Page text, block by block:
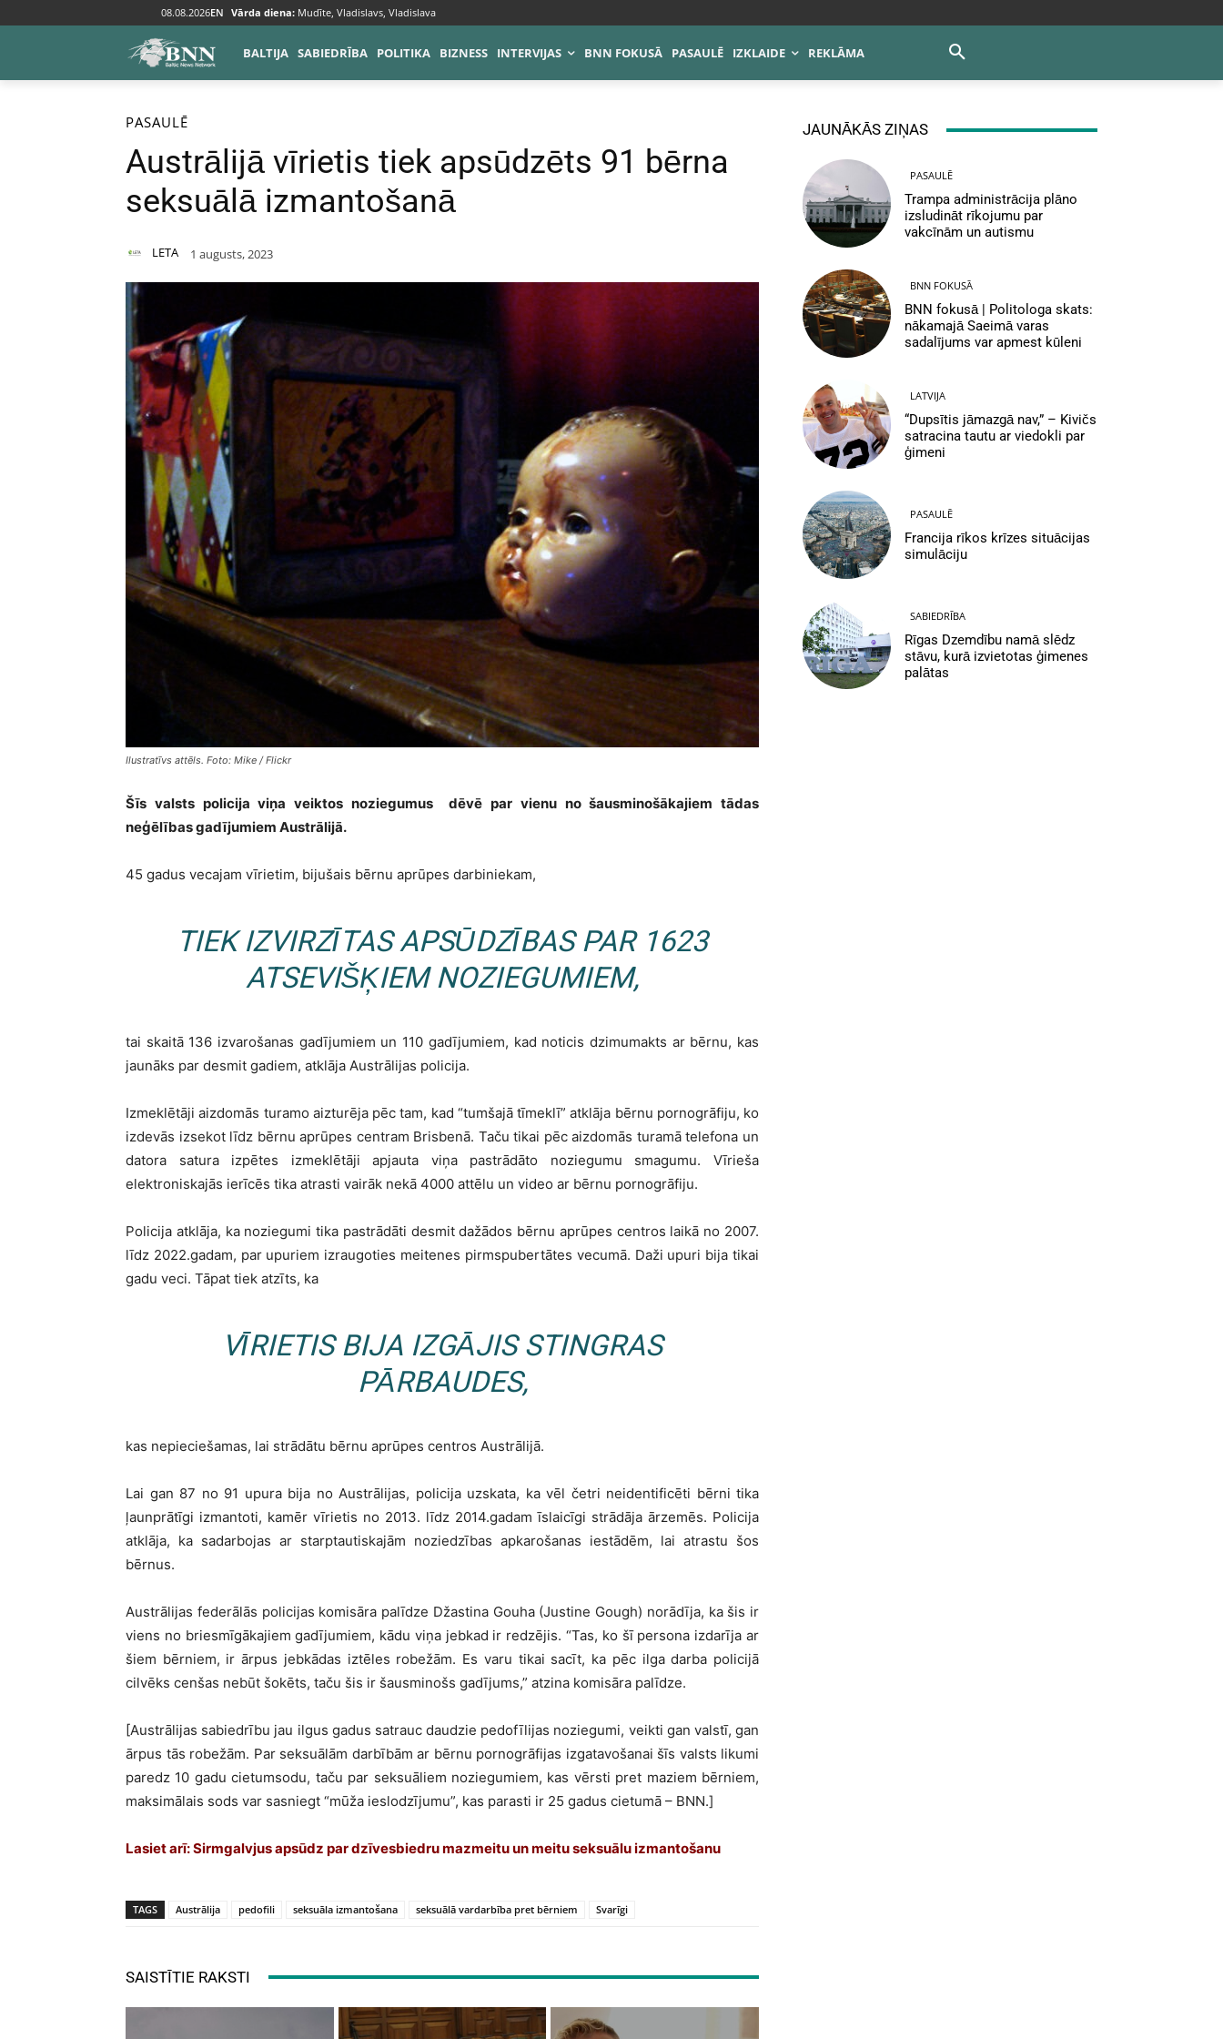
08.08.2026EN Vārda diena: Mudīte, Vladislavs, Vladislava
BALTIJA SABIEDRĪBA POLITIKA BIZNESS INTERVIJAS BNN FOKUSĀ PASAULĒ IZKLAIDE REKLĀMA
Sākums Pasaulē
PASAULĒ
Austrālijā vīrietis tiek apsūdzēts 91 bērna
seksuālā izmantošanā
LETA 1 augusts, 2023
Ilustratīvs attēls. Foto: Mike / Flickr
Šīs valsts policija viņa veiktos noziegumus dēvē par vienu no šausminošākajiem tādas
neģēlības gadījumiem Austrālijā.
45 gadus vecajam vīrietim, bijušais bērnu aprūpes darbiniekam,
TIEK IZVIRZĪTAS APSŪDZĪBAS PAR 1623
ATSEVIŠĶIEM NOZIEGUMIEM,
tai skaitā 136 izvarošanas gadījumiem un 110 gadījumiem, kad noticis dzimumakts ar bērnu, kas
jaunāks par desmit gadiem, atklāja Austrālijas policija.
Izmeklētāji aizdomās turamo aizturēja pēc tam, kad “tumšajā tīmeklī” atklāja bērnu pornogrāfiju, ko
izdevās izsekot līdz bērnu aprūpes centram Brisbenā. Taču tikai pēc aizdomās turamā telefona un
datora satura izpētes izmeklētāji apjauta viņa pastrādāto noziegumu smagumu. Vīrieša
elektroniskajās ierīcēs tika atrasti vairāk nekā 4000 attēlu un video ar bērnu pornogrāfiju.
Policija atklāja, ka noziegumi tika pastrādāti desmit dažādos bērnu aprūpes centros laikā no 2007.
līdz 2022.gadam, par upuriem izraugoties meitenes pirmspubertātes vecumā. Daži upuri bija tikai
gadu veci. Tāpat tiek atzīts, ka
VĪRIETIS BIJA IZGĀJIS STINGRAS
PĀRBAUDES,
kas nepieciešamas, lai strādātu bērnu aprūpes centros Austrālijā.
Lai gan 87 no 91 upura bija no Austrālijas, policija uzskata, ka vēl četri neidentificēti bērni tika
ļaunprātīgi izmantoti, kamēr vīrietis no 2013. līdz 2014.gadam īslaicīgi strādāja ārzemēs. Policija
atklāja, ka sadarbojas ar starptautiskajām noziedzības apkarošanas iestādēm, lai atrastu šos
bērnus.
Austrālijas federālās policijas komisāra palīdze Džastina Gouha (Justine Gough) norādīja, ka šis ir
viens no briesmīgākajiem gadījumiem, kādu viņa jebkad ir redzējis. “Tas, ko šī persona izdarīja ar
šiem bērniem, ir ārpus jebkādas iztēles robežām. Es varu tikai sacīt, ka pēc ilga darba policijā
cilvēks cenšas nebūt šokēts, taču šis ir šausminošs gadījums,” atzina komisāra palīdze.
[Austrālijas sabiedrību jau ilgus gadus satrauc daudzie pedofīlijas noziegumi, veikti gan valstī, gan
ārpus tās robežām. Par seksuālām darbībām ar bērnu pornogrāfijas izgatavošanai šīs valsts likumi
paredz 10 gadu cietumsodu, taču par seksuāliem noziegumiem, kas vērsti pret maziem bērniem,
maksimālais sods var sasniegt “mūža ieslodzījumu”, kas parasti ir 25 gadus cietumā – BNN.]
Lasiet arī:Sirmgalvjus apsūdz par dzīvesbiedru mazmeitu un meitu seksuālu izmantošanu
TAGS Austrālija pedofili seksuāla izmantošana seksuālā vardarbība pret bērniem Svarīgi
SAISTĪTIE RAKSTI
JAUNĀKĀS ZIŅAS
PASAULĒ
Trampa administrācija plāno
izsludināt rīkojumu par
vakcīnām un autismu
BNN FOKUSĀ
BNN fokusā | Politologa skats:
nākamajā Saeimā varas
sadalījums var apmest kūleni
LATVIJA
“Dupsītis jāmazgā nav,” – Kivičs
satracina tautu ar viedokli par
ģimeni
PASAULĒ
Francija rīkos krīzes situācijas
simulāciju
SABIEDRĪBA
Rīgas Dzemdību namā slēdz
stāvu, kurā izvietotas ģimenes
palātas